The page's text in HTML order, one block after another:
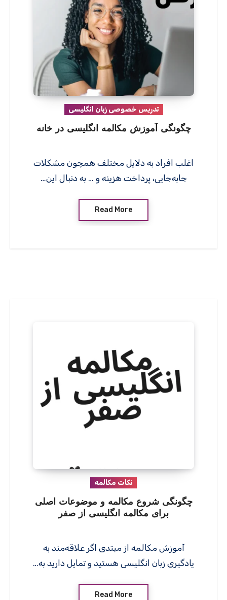
تدریس خصوصی زبان انگلیسی
چگونگی آموزش مکالمه انگلیسی در خانه
اغلب افراد به دلایل مختلف همچون مشکلات
جابه‌جایی، پرداخت هزینه و … به دنبال این…
Read More
نکات مکالمه
چگونگی شروع مکالمه و موضوعات اصلی
برای مکالمه انگلیسی از صفر
آموزش مکالمه از مبتدی اگر علاقه‌مند به
یادگیری زبان انگلیسی هستید و تمایل دارید به…
Read More